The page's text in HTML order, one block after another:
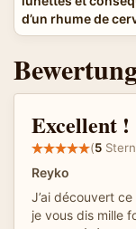
d’un rhume de
Excellent !
(5
Reyko
J’ai découvert
je vous dis mille